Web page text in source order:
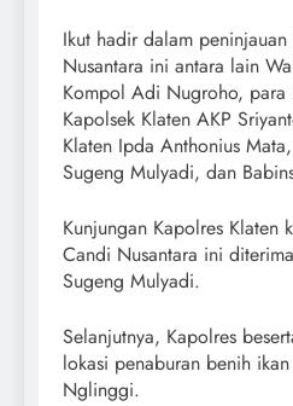
Ikut hadir dalam
Nusantara ini antara lain
Kompol Adi Nugroho, para
Kapolsek Klaten AKP
Klaten Ipda Anthonius
Sugeng Mulyadi, dan
Kunjungan Kapolres Klaten
Candi Nusantara ini
Sugeng Mulyadi.
Selanjutnya, Kapolres
lokasi penaburan benih
Nglinggi.